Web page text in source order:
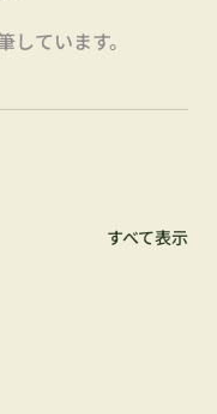
ています。
すべて表示